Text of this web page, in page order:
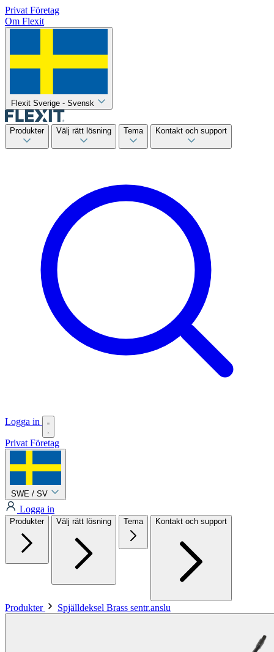
Privat Företag
Om Flexit
Flexit Sverige - Svensk
Produkter Välj rätt lösning Tema Kontakt och support
Logga in
Privat Företag
SWE / SV
Logga in
Produkter Välj rätt lösning Tema Kontakt och support
Produkter Spjälldeksel Brass sentr.anslu